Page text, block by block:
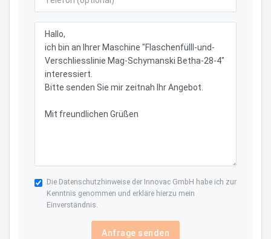
Die Datenschutzhinweise der Innovac GmbH habe ich zur
Kenntnis genommen und erkläre hierzu mein
Einverständnis.
Anfrage senden